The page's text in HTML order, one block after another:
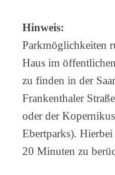
Hinweis:
Parkmöglichkeiten
Haus im
zu finden in der
Frankenthaler
oder der
Ebertparks).
20 Minuten zu